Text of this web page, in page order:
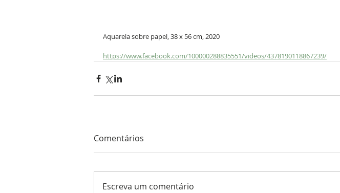
Aquarela sobre papel, 38 x 56 cm, 2020
https://www.facebook.com/100000288835551/videos/4378190118867239/
Comentários
Escreva um comentário